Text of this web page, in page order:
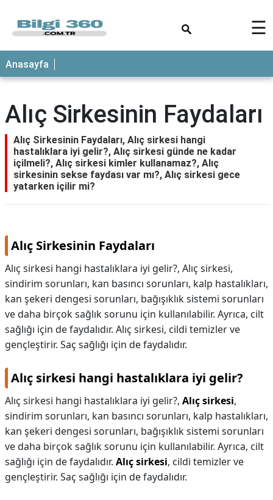
ANASAYFA
☰
Anasayfa
Alıç Sirkesinin Faydaları
Alıç Sirkesinin Faydaları, Alıç sirkesi hangi
hastalıklara iyi gelir?, Alıç sirkesi günde ne kadar
içilmeli?, Alıç sirkesi kimler kullanamaz?, Alıç
sirkesinin sekse faydası var mı?, Alıç sirkesi gece
yatarken içilir mi?
Alıç Sirkesinin Faydaları
Alıç sirkesi hangi hastalıklara iyi gelir?, Alıç sirkesi,
sindirim sorunları, kan basıncı sorunları, kalp hastalıkları,
kan şekeri dengesi sorunları, bağışıklık sistemi sorunları
ve daha birçok sağlık sorunu için kullanılabilir. Ayrıca, cilt
sağlığı için de faydalıdır. Alıç sirkesi, cildi temizler ve
gençleştirir. Saç sağlığı için de faydalıdır.
Alıç sirkesi hangi hastalıklara iyi gelir?
Alıç sirkesi hangi hastalıklara iyi gelir?, Alıç sirkesi,
sindirim sorunları, kan basıncı sorunları, kalp hastalıkları,
kan şekeri dengesi sorunları, bağışıklık sistemi sorunları
ve daha birçok sağlık sorunu için kullanılabilir. Ayrıca, cilt
sağlığı için de faydalıdır. Alıç sirkesi, cildi temizler ve
gençleştirir. Saç sağlığı için de faydalıdır.